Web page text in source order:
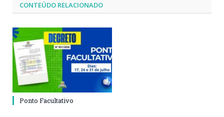
CONTEÚDO RELACIONADO
Ponto Facultativo